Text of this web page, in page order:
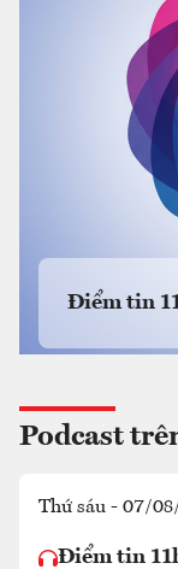
Điểm tin
Podcast
Thứ sáu - 07/
Điểm tin